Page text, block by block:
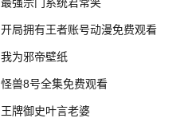
开局拥有王者账号动漫免费观看
我为邪帝壁纸
怪兽8号全集免费观看
王牌御史叶言老婆